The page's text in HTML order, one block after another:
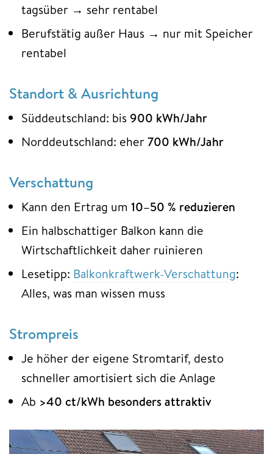
tagsüber → sehr rentabel
Berufstätig außer Haus → nur mit Speicher
rentabel
Standort & Ausrichtung
Süddeutschland: bis 900 kWh/Jahr
Norddeutschland: eher700 kWh/Jahr
Verschattung
Kann den Ertrag um 10–50 % reduzieren
Ein halbschattiger Balkon kann die
Wirtschaftlichkeit daher ruinieren
Lesetipp: Balkonkraftwerk-Verschattung:
Alles, was man wissen muss
Strompreis
Je höher der eigene Stromtarif, desto
schneller amortisiert sich die Anlage
Ab >40 ct/kWh besonders attraktiv